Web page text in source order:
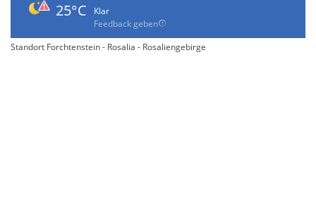
25°C
Klar
Feedback geben
Standort Forchtenstein - Rosalia - Rosaliengebirge